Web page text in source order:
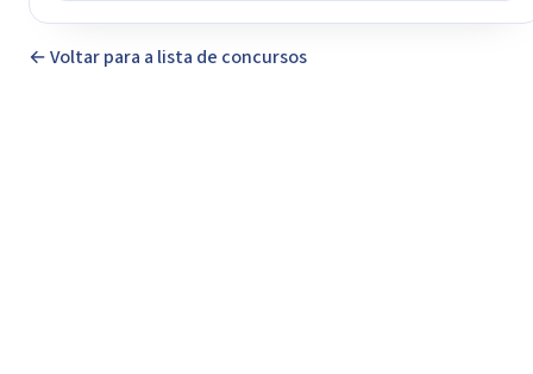
← Voltar para a lista de concursos